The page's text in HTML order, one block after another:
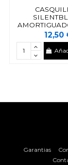
12,50
Garantias